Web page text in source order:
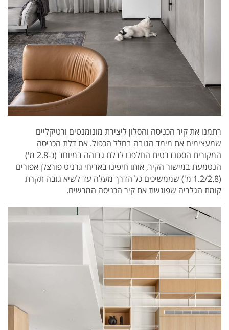
רתמנו את קיר הכניסה והסלון ליצירת מונומנטים ורטיקליים
שמעצימים את מימד הגובה בחלל הכפול. את דלת הכניסה
המקורית הסטנדרטית החלפנו לדלת גבוהה במיוחד (כ-2.8 מ')
הנטמעת במישור הקיר, אותו חיפינו באריחי גרניט פורצלן אפורים
(1.2/2.8 מ') שממשיכים כל הדרך מעלה עד לשיא גובה תקרת
קומת הגלריה שפוגשת את קיר הכניסה המרשים.